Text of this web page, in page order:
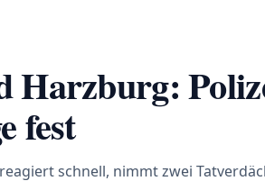
Harzburg:
fest
schnell, nimmt zwei